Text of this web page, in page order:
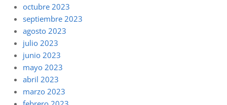
octubre 2023
septiembre 2023
agosto 2023
julio 2023
junio 2023
mayo 2023
abril 2023
marzo 2023